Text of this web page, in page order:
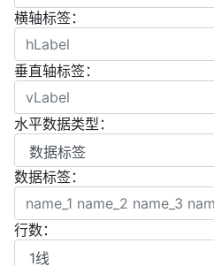
横轴标签：
垂直轴标签：
水平数据类型：
数据标签：
行数：